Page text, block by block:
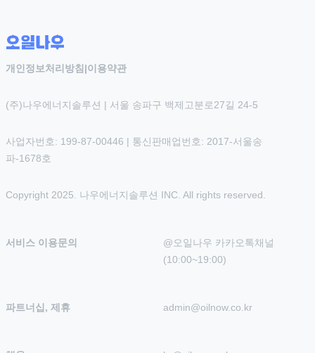
개인정보처리방침 |이용약관
(주)나우에너지솔루션 | 서울 송파구 백제고분로27길 24-5
사업자번호: 199-87-00446 | 통신판매업번호: 2017-서울송
파-1678호
Copyright 2025. 나우에너지솔루션 INC. All rights reserved.
서비스 이용문의
@오일나우 카카오톡채널
(10:00~19:00)
파트너십, 제휴 admin@oilnow.co.kr